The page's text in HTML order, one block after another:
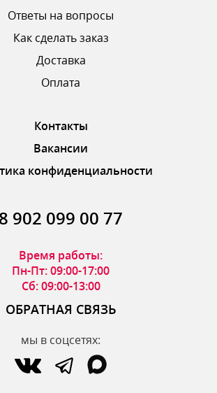
ОТПРАВИТЬ ОТЗЫВ
Ответы на вопросы
Как сделать заказ
Доставка
Оплата
Контакты
Вакансии
конфиденциальности
8 902 099 00 77
Время работы:
Пн-Пт: 09:00-17:00
Сб: 09:00-13:00
ОБРАТНАЯ СВЯЗЬ
мы в соцсетях: